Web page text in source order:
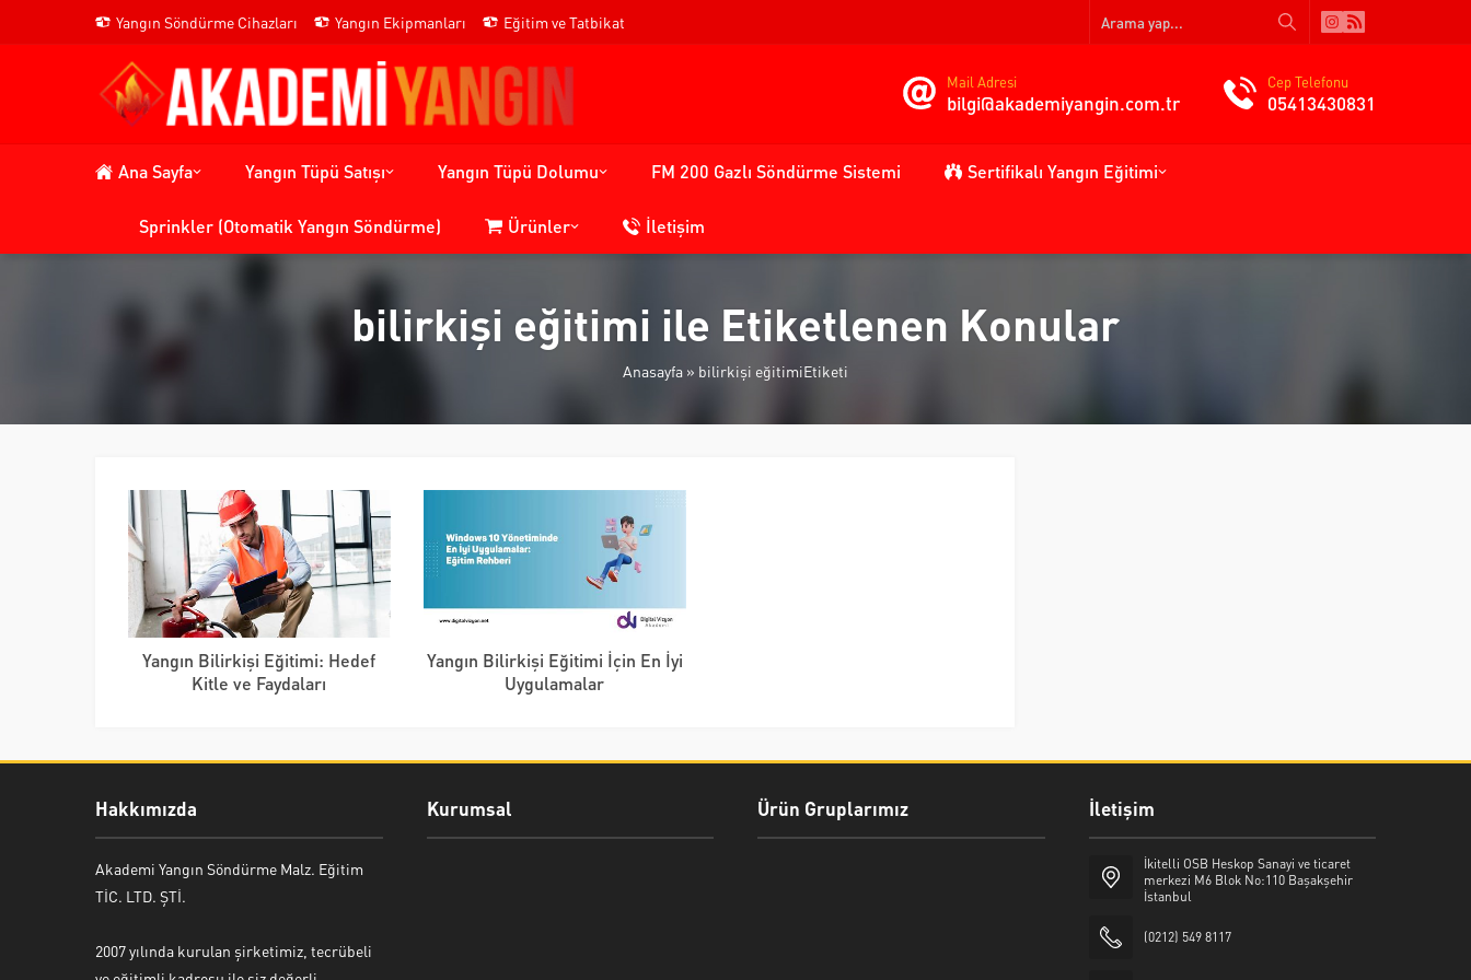
Yangın Söndürme Cihazları Yangın Ekipmanları Eğitim ve Tatbikat
Mail Adresi
bilgi@akademiyangin.com.tr
Cep Telefonu
05413430831
Ana Sayfa Yangın Tüpü Satışı Yangın Tüpü Dolumu FM 200 Gazlı Söndürme Sistemi Sertifikalı Yangın Eğitimi
Sprinkler (Otomatik Yangın Söndürme) Ürünler İletişim
bilirkişi eğitimi ile Etiketlenen Konular
Anasayfa » bilirkişi eğitimiEtiketi
Yangın Bilirkişi Eğitimi: Hedef
Kitle ve Faydaları
Yangın Bilirkişi Eğitimi İçin En İyi
Uygulamalar
Hakkımızda
Akademi Yangın Söndürme Malz. Eğitim
TİC. LTD. ŞTİ.
2007 yılında kurulan şirketimiz, tecrübeli
Kurumsal Ürün Gruplarımız İletişim
İkitelli OSB Heskop Sanayi ve ticaret
merkezi M6 Blok No:110 Başakşehir
İstanbul
(0212) 549 8117